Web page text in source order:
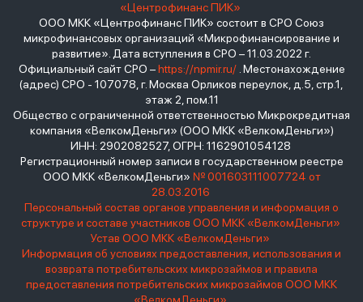
«Центрофинанс ПИК»
ООО МКК «Центрофинанс ПИК» состоит в СРО Союз
микрофинансовых организаций «Микрофинансирование и
развитие». Дата вступления в СРО – 11.03.2022 г.
Официальный сайт СРО –https://npmir.ru/. Местонахождение
(адрес) СРО - 107078, г. Москва Орликов переулок, д.5, стр.1,
этаж 2, пом.11
Общество с ограниченной ответственностью Микрокредитная
компания «ВелкомДеньги» (ООО МКК «ВелкомДеньги»)
ИНН: 2902082527, ОГРН: 1162901054128
Регистрационный номер записи в государственном реестре
ООО МКК «ВелкомДеньги» № 001603111007724 от
28.03.2016
Персональный состав органов управления и информация о
структуре и составе участников ООО МКК «ВелкомДеньги»
Устав ООО МКК «ВелкомДеньги»
Информация об условиях предоставления, использования и
возврата потребительских микрозаймов и правила
предоставления потребительских микрозаймов ООО МКК